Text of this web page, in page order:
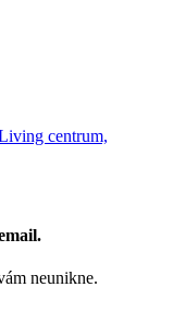
centrum,
neunikne.